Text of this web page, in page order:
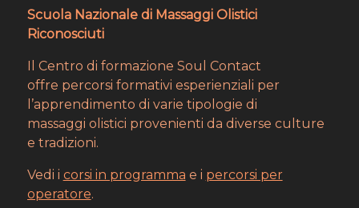
Scuola Nazionale di Massaggi Olistici
Riconosciuti
Il Centro di formazione Soul Contact
offre percorsi formativi esperienziali per
l’apprendimento di varie tipologie di
massaggi olistici provenienti da diverse culture
e tradizioni.
Vedi i corsi in programma e i percorsi per
operatore.